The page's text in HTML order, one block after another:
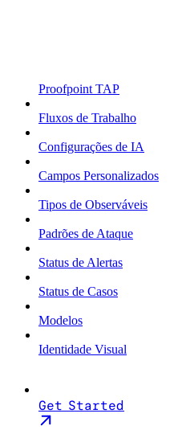
Proofpoint TAP
Fluxos de Trabalho
Configurações de IA
Campos Personalizados
Tipos de Observáveis
Padrões de Ataque
Status de Alertas
Status de Casos
Modelos
Identidade Visual
Get Started